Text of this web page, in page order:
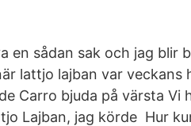
en sådan sak och jag blir
lattjo lajban var veckans
Carro bjuda på värsta Vi
Lajban, jag körde Hur